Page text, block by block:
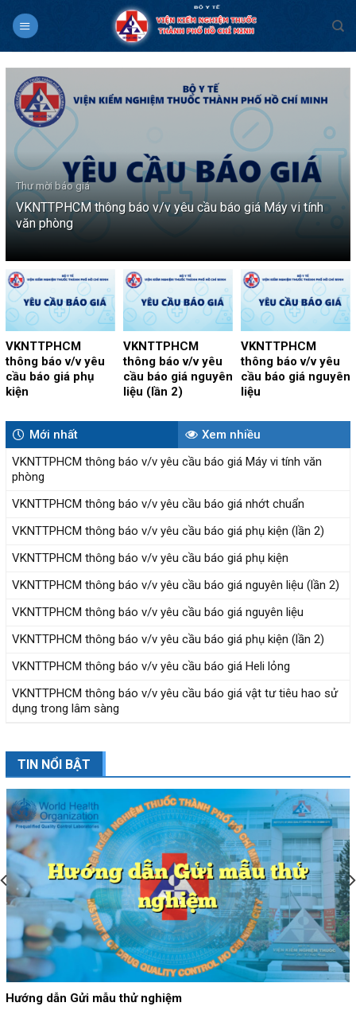
Thư mời báo giá
VKNTTPHCM thông báo v/v yêu cầu báo giá Máy vi tính
văn phòng
VKNTTPHCM
thông báo v/v yêu
cầu báo giá phụ
kiện
VKNTTPHCM
thông báo v/v yêu
cầu báo giá nguyên
liệu (lần 2)
VKNTTPHCM
thông báo v/v yêu
cầu báo giá nguyên
liệu
Mới nhất
Xem nhiều
VKNTTPHCM thông báo v/v yêu cầu báo giá Máy vi tính văn
phòng
VKNTTPHCM thông báo v/v yêu cầu báo giá nhớt chuẩn
VKNTTPHCM thông báo v/v yêu cầu báo giá phụ kiện (lần 2)
VKNTTPHCM thông báo v/v yêu cầu báo giá phụ kiện
VKNTTPHCM thông báo v/v yêu cầu báo giá nguyên liệu (lần 2)
VKNTTPHCM thông báo v/v yêu cầu báo giá nguyên liệu
VKNTTPHCM thông báo v/v yêu cầu báo giá phụ kiện (lần 2)
VKNTTPHCM thông báo v/v yêu cầu báo giá Heli lỏng
VKNTTPHCM thông báo v/v yêu cầu báo giá vật tư tiêu hao sử
dụng trong lâm sàng
TIN NỔI BẬT
Hướng dẫn Gửi mẫu thử nghiệm